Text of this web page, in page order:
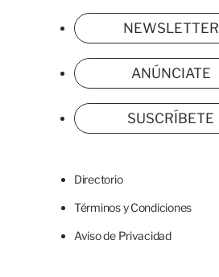
NEWSLETTER
ANÚNCIATE
SUSCRÍBETE
Directorio
Términos y Condiciones
Aviso de Privacidad